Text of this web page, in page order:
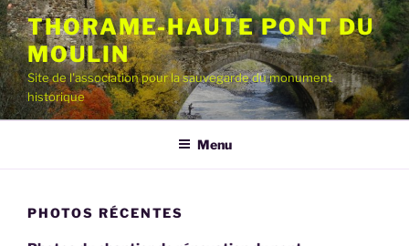
Aller
au
contenu
principal
THORAME-HAUTE PONT DU
MOULIN
Site de l'association pour la sauvegarde du monument
historique
Menu
PHOTOS RÉCENTES